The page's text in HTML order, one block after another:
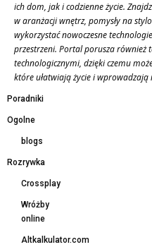
ich dom, jak i codzienne życie.
w aranżacji wnętrz, pomysły na
wykorzystać nowoczesne
przestrzeni. Portal porusza również
technologicznymi, dzięki czemu
które ułatwiają życie i wprowadzają
Poradniki
Ogolne
blogs
Rozrywka
Crossplay
Wróżby
online
Altkalkulator.com